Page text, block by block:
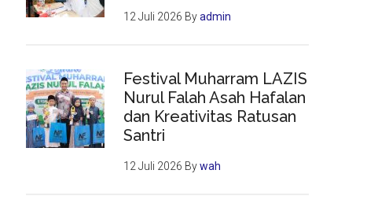
12 Juli 2026 Byadmin
Festival Muharram LAZIS
Nurul Falah Asah Hafalan
dan Kreativitas Ratusan
Santri
12 Juli 2026 Bywah